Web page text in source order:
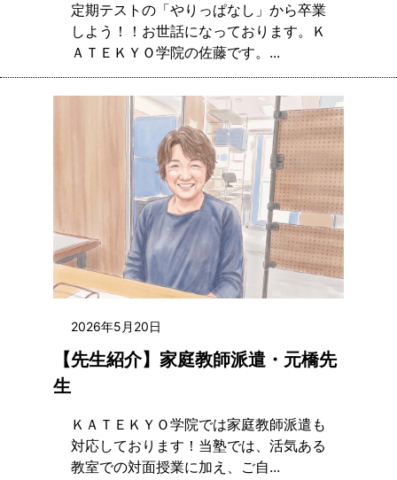
定期テストの「やりっぱなし」から卒業
しよう！！お世話になっております。Ｋ
ＡＴＥＫＹＯ学院の佐藤です。...
2026年5月20日
【先生紹介】家庭教師派遣・元橋先
生
ＫＡＴＥＫＹＯ学院では家庭教師派遣も
対応しております！当塾では、活気ある
教室での対面授業に加え、ご自...